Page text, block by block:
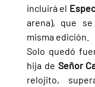
incluirá el
arena), que
misma edición.
Solo quedó
hija de Señor
relojito,